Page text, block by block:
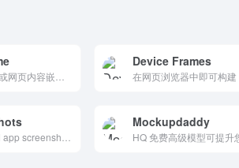
Device Frames
Mockupdaddy